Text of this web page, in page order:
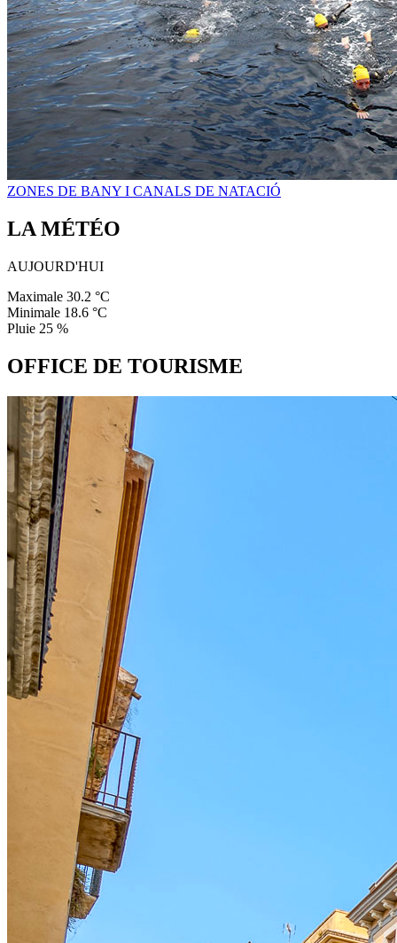
ZONES DE BANY I CANALS DE NATACIÓ
LA MÉTÉO
AUJOURD'HUI
Maximale 30.2 °C
Minimale 18.6 °C
Pluie 25 %
OFFICE DE TOURISME